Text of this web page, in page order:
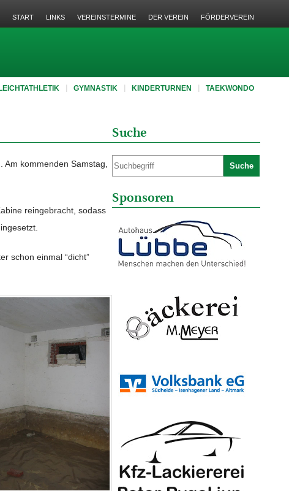
LEICHTATHLETIK GYMNASTIK KINDERTURNEN TAEKWONDO
START LINKS VEREINSTERMINE DER VEREIN FÖRDERVEREIN
kommenden Samstag,
reingebracht, sodass
schon einmal “dicht”
Suche
Suche
Sponsoren